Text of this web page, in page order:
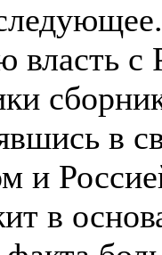
власть с
в
и
в